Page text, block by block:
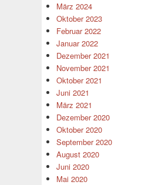
März 2024
Oktober 2023
Februar 2022
Januar 2022
Dezember 2021
November 2021
Oktober 2021
Juni 2021
März 2021
Dezember 2020
Oktober 2020
September 2020
August 2020
Juni 2020
Mai 2020